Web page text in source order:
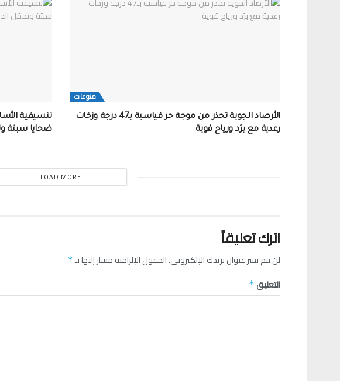
منوعات
الأرصاد الجوية تحذر من موجة حر قياسية بـ47 درجة وزخات
رعدية مع برَد ورياح قوية
تنسيقية
ضحايا سبتة
LOAD MORE
اترك تعليقاً
لن يتم نشر عنوان بريدك الإلكتروني.الحقول الإلزامية مشار إليها بـ*
التعليق *